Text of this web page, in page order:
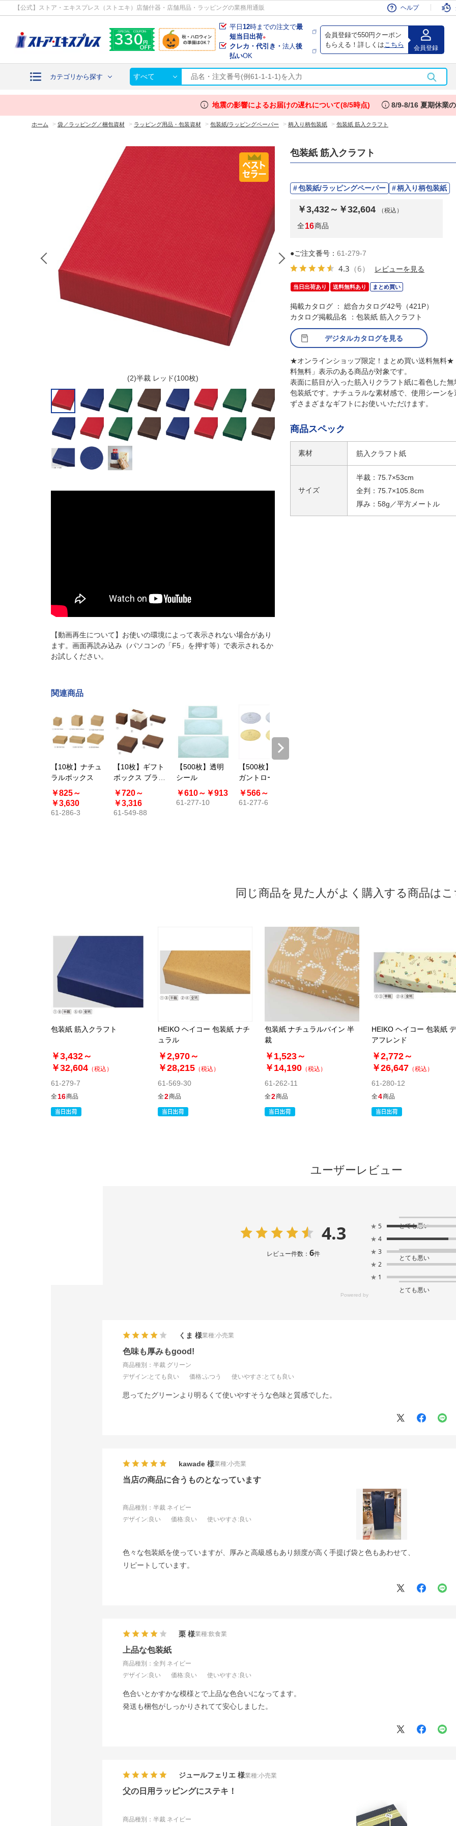
【公式】ストア・エキスプレス（ストエキ）店舗什器・店舗用品・ラッピングの業務用通販 ヘルプ
平日12時までの注文で最
短当日出荷※
クレカ・代引き・法人後
払いOK
会員登録で550円クーポン
もらえる！詳しくは こちら 会員登録
カテゴリから探す すべて
会員
info 地震の影響によるお届けの遅れについて(8/5時点) info 8/9-8/16 夏期休業
ホーム > 袋／ラッピング／梱包資材 > ラッピング用品・包装資材 > 包装紙/ラッピングペーパー > 柄入り柄包装紙 > 包装紙 筋入クラフト
(2)半裁 レッド(100枚) (1)半裁 ネイビー(100枚)
【動画再生について】お使いの環境によって表示されない場合があり
ます。画面再読み込み（パソコンの「F5」を押す等）で表示されるか
お試しください。
関連商品
【10枚】ナチュ
ラルボックス
￥825～
￥3,630
61-286-3
【10枚】ギフト
ボックス ブラウ
ン
￥720～
￥3,316
61-549-88
【500枚】透明
シール
￥610～ ￥913
61-277-10
【500枚】エレ
ガントロールシ
ール メタリック
￥566～
61-277-6
包装紙 筋入クラフト
包装紙/ラッピングペーパー 柄入り柄包装紙
￥3,432～￥32,604 （税込）
全16商品
●ご注文番号： 61-279-7
4.3 （6） レビューを見る
当日出荷あり 送料無料あり まとめ買い
掲載カタログ ： 総合カタログ42号（421P）
デジタルカタログを見る
カタログ掲載品名 ：包装紙 筋入クラフト
★オンラインショップ限定！まとめ買い送料無料★
料無料」表示のある商品が対象です。
表面に筋目が入った筋入りクラフト紙に着色した無
包装紙です。ナチュラルな素材感で、使用シーンを
ずさまざまなギフトにお使いいただけます。
商品スペック
素材 筋入クラフト紙
サイズ
半裁：75.7×53cm
全判：75.7×105.8cm
厚み：58g／平方メートル
同じ商品を見た人がよく購入する商品はこ
包装紙 筋入クラフト
￥3,432～
￥32,604 （税込）
61-279-7
全16商品
HEIKO ヘイコー 包装紙 ナチ
ュラル
￥2,970～
￥28,215 （税込）
61-569-30
全2商品
包装紙 ナチュラルバイン 半
裁
￥1,523～
￥14,190 （税込）
61-262-11
全2商品
HEIKO ヘイコー 包装紙
アフレンド
￥2,772～
￥26,647 （税込）
61-280-12
全4商品
ユーザーレビュー
4.3
レビュー件数： 6件
★ 5
★ 4
★ 3
★ 2
★ 1
とても悪い
とても悪い
とても悪い
色味も厚みもgood!
商品種別：半裁 グリーン
デザイン:とても良い 価格:ふつう 使いやすさ :とても良い
くま 業種:小売業
思ってたグリーンより明るくて使いやすそうな色味と質感でした。
当店の商品に合うものとなっています
商品種別：半裁 ネイビー
デザイン:良い 価格:良い 使いやすさ :良い
kawade 業種:小売業
色々な包装紙を使っていますが、厚みと高級感もあり頻度が高く手提げ袋と色もあわせて、
リピートしています。
上品な包装紙
商品種別：全判 ネイビー
デザイン:良い 価格:良い 使いやすさ :良い
栗 業種:飲食業
色合いとかすかな模様とで上品な色合いになってます。
発送も梱包がしっかりされてて安心しました。
父の日用ラッピングにステキ！
商品種別：半裁 ネイビー
ジュールフェリエ 業種:小売業